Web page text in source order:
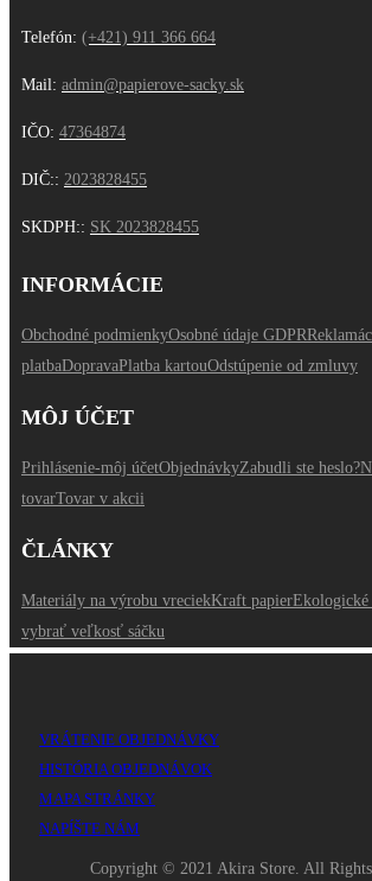
Telefón: (+421) 911 366 664
Mail: admin@papierove-sacky.sk
IČO: 47364874
DIČ:: 2023828455
SKDPH:: SK 2023828455
INFORMÁCIE
Obchodné podmienkyOsobné údaje GDPR
platbaDopravaPlatba kartouOdstúpenie od zmluvy
MÔJ ÚČET
Prihlásenie-môj účetObjednávkyZabudli ste heslo?
tovarTovar v akcii
ČLÁNKY
Materiály na výrobu vreciekKraft papier
vybrať veľkosť sáčku
VRÁTENIE OBJEDNÁVKY
HISTÓRIA OBJEDNÁVOK
MAPA STRÁNKY
NAPÍŠTE NÁM
Copyright © 2021 Akira Store. All Rights